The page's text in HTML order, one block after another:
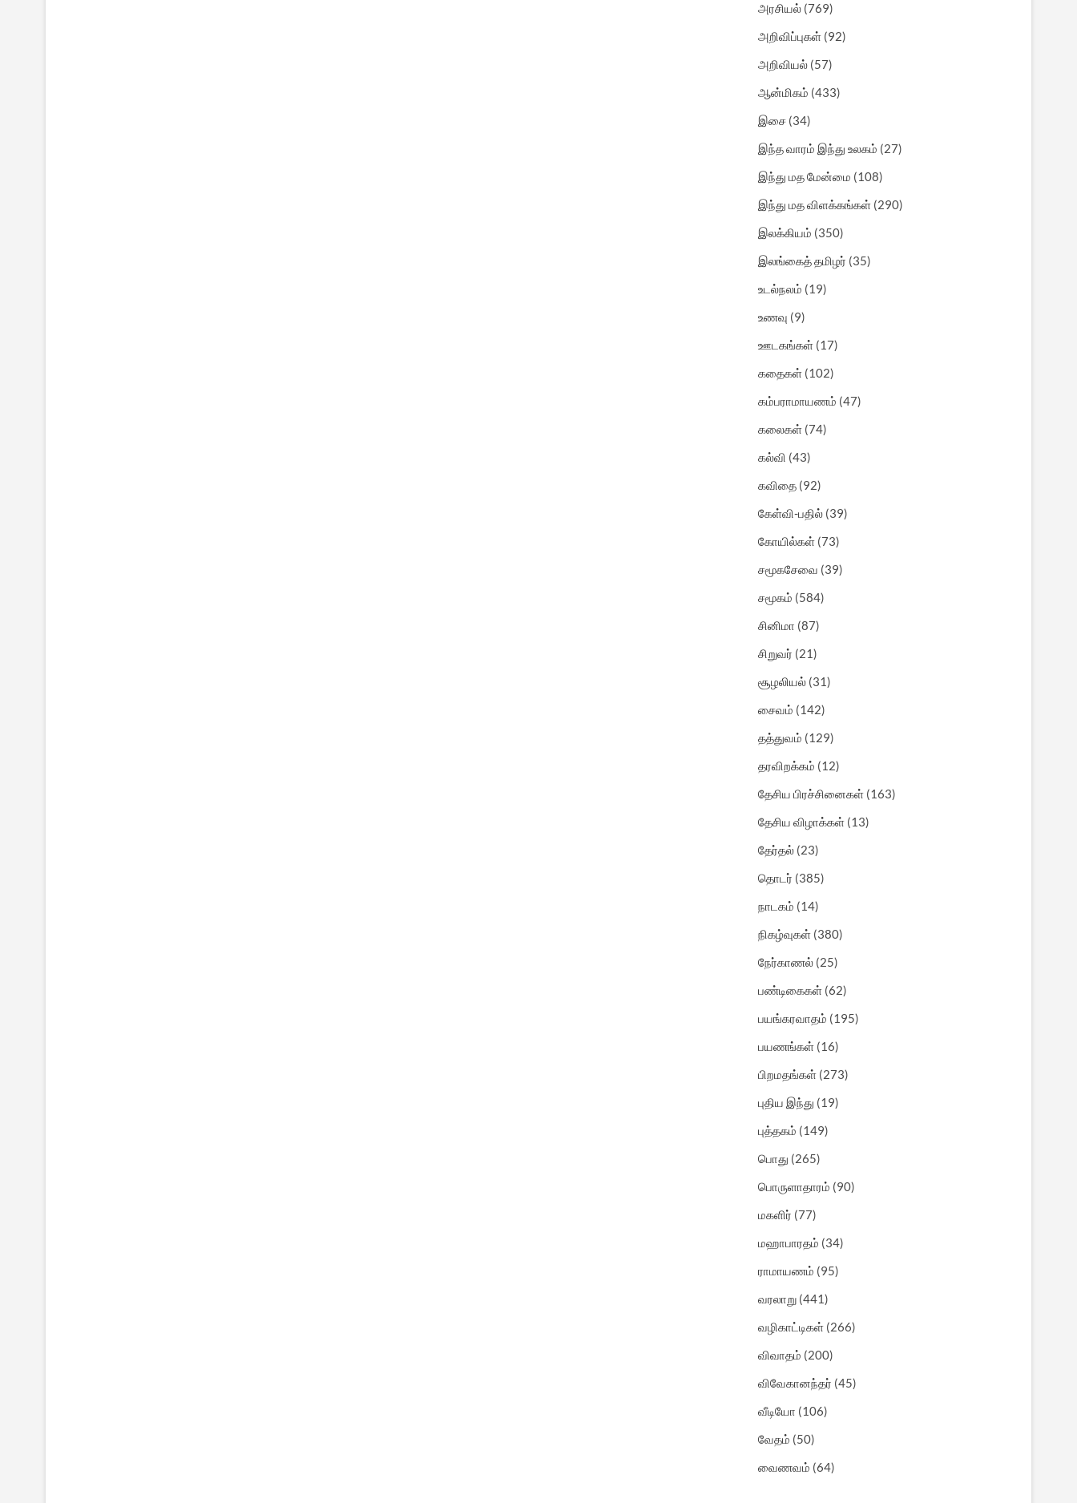
அரசியல் (769)
அறிவிப்புகள் (92)
அறிவியல் (57)
ஆன்மிகம் (433)
இசை (34)
இந்த வாரம் இந்து உலகம் (27)
இந்து மத மேன்மை (108)
இந்து மத விளக்கங்கள் (290)
இலக்கியம் (350)
இலங்கைத் தமிழர் (35)
உடல்நலம் (19)
உணவு (9)
ஊடகங்கள் (17)
கதைகள் (102)
கம்பராமாயணம் (47)
கலைகள் (74)
கல்வி (43)
கவிதை (92)
கேள்வி-பதில் (39)
கோயில்கள் (73)
சமூகசேவை (39)
சமூகம் (584)
சினிமா (87)
சிறுவர் (21)
சூழலியல் (31)
சைவம் (142)
தத்துவம் (129)
தரவிறக்கம் (12)
தேசிய பிரச்சினைகள் (163)
தேசிய விழாக்கள் (13)
தேர்தல் (23)
தொடர் (385)
நாடகம் (14)
நிகழ்வுகள் (380)
நேர்காணல் (25)
பண்டிகைகள் (62)
பயங்கரவாதம் (195)
பயணங்கள் (16)
பிறமதங்கள் (273)
புதிய இந்து (19)
புத்தகம் (149)
பொது (265)
பொருளாதாரம் (90)
மகளிர் (77)
மஹாபாரதம் (34)
ராமாயணம் (95)
வரலாறு (441)
வழிகாட்டிகள் (266)
விவாதம் (200)
விவேகானந்தர் (45)
வீடியோ (106)
வேதம் (50)
வைணவம் (64)